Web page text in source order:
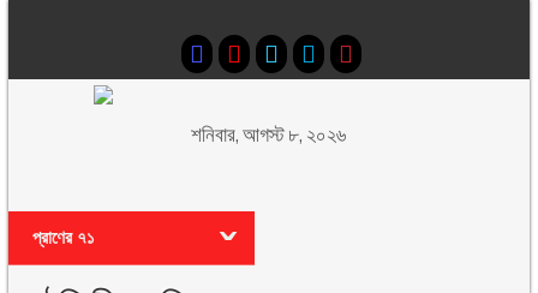
শনিবার, আগস্ট ৮, ২০২৬
প্রাণের ৭১